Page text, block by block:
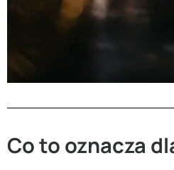
Co to oznacza